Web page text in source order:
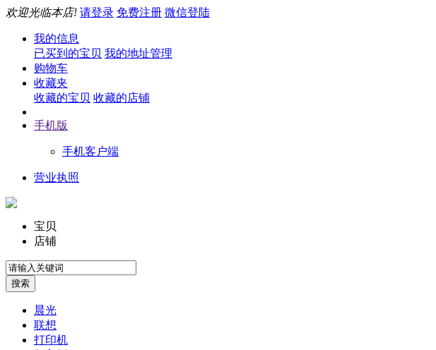
欢迎光临本店! 请登录 免费注册 微信登陆
我的信息
已买到的宝贝 我的地址管理
购物车
收藏夹
收藏的宝贝 收藏的店铺
手机版
手机客户端
营业执照
宝贝
店铺
晨光
联想
打印机